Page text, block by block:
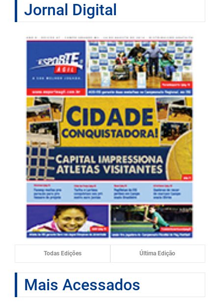
Jornal Digital
Todas Edições Última Edição
Mais Acessados